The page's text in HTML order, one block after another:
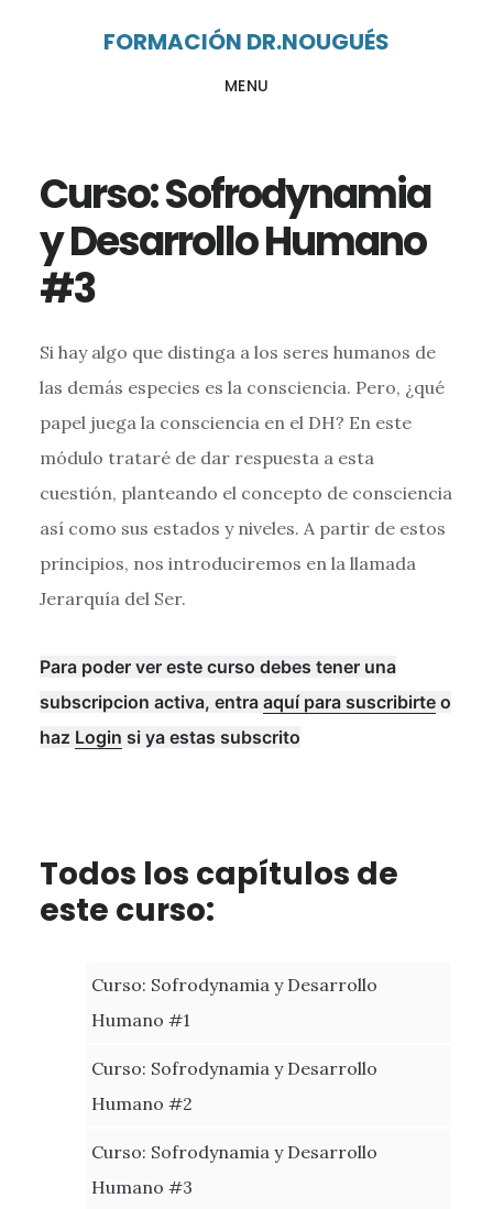
FORMACIÓN DR.NOUGUÉS
MENU
Curso: Sofrodynamia
y Desarrollo Humano
#3
Si hay algo que distinga a los seres humanos de
las demás especies es la consciencia. Pero, ¿qué
papel juega la consciencia en el DH? En este
módulo trataré de dar respuesta a esta
cuestión, planteando el concepto de consciencia
así como sus estados y niveles. A partir de estos
principios, nos introduciremos en la llamada
Jerarquía del Ser.
Para poder ver este curso debes tener una
subscripcion activa, entra aquí para suscribirteo
haz Login si ya estas subscrito
Todos los capítulos de
este curso:
Curso: Sofrodynamia y Desarrollo
Humano #1
Curso: Sofrodynamia y Desarrollo
Humano #2
Curso: Sofrodynamia y Desarrollo
Humano #3